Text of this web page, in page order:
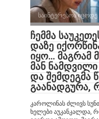
საინტერესოა იცოდე
ჩემმა
დაზე
იყო… მაგრამ
მან ნამდვილი
და შემდეგმა
გაანადგურა,
კაროლინას ძლივს
ხელები აუკანკალდა,